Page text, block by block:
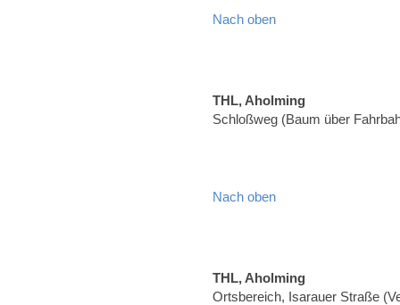
Nach oben
THL, Aholming
Schloßweg (Baum über
Nach oben
THL, Aholming
Ortsbereich, Isarauer Straße